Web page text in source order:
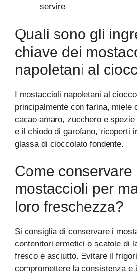
servire
Quali sono gli
chiave dei
napoletani al
I mostaccioli napoletani al
principalmente con farina, miele
cacao amaro, zucchero e
e il chiodo di garofano, ricoperti
glassa di cioccolato fondente.
Come conservare
mostaccioli per
loro freschezza?
Si consiglia di conservare i
contenitori ermetici o scatole di
fresco e asciutto. Evitare il
compromettere la consistenza e